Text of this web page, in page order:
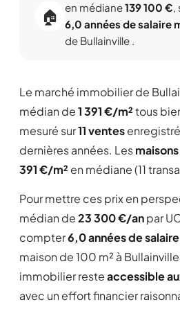
🏠
en médiane139 100 €,
6,0 années de salaire
de Bullainville .
Le marché immobilier de
médian de1 391 €/m²tous
mesuré sur11 ventes
dernières années. Lesmaisons
391 €/m² en médiane (11
Pour mettre ces prix en
médian de23 300 €/anpar
compter6,0 années de salaire
maison de 100 m² à
immobilier resteaccessible
avec un effort financier